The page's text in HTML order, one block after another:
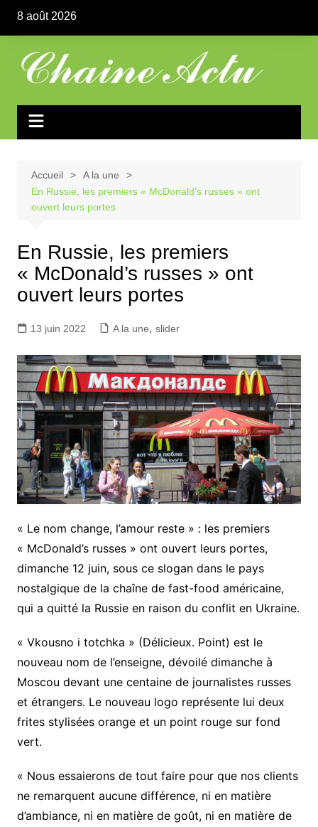
contenu
8 août 2026
Accueil
A la une
En Russie, les premiers « McDonald’s russes » ont
ouvert leurs portes
En Russie, les premiers
« McDonald’s russes » ont
ouvert leurs portes
13 juin 2022 A la une slider
« Le nom change, l’amour reste » : les premiers
« McDonald’s russes » ont ouvert leurs portes,
dimanche 12 juin, sous ce slogan dans le pays
nostalgique de la chaîne de fast-food américaine,
qui a quitté la Russie en raison du conflit en Ukraine.
« Vkousno i totchka » (Délicieux. Point) est le
nouveau nom de l’enseigne, dévoilé dimanche à
Moscou devant une centaine de journalistes russes
et étrangers. Le nouveau logo représente lui deux
frites stylisées orange et un point rouge sur fond
vert.
« Nous essaierons de tout faire pour que nos clients
ne remarquent aucune différence, ni en matière
d’ambiance, ni en matière de goût, ni en matière de